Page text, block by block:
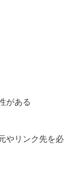
がある
やリンク先を必